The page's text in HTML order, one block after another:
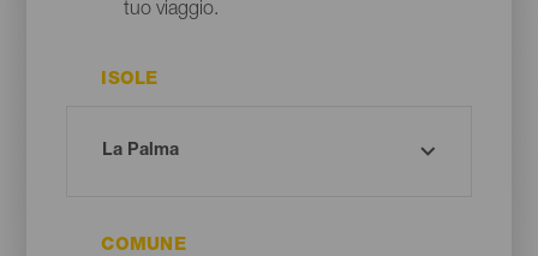
tuo viaggio.
ISOLE
COMUNE